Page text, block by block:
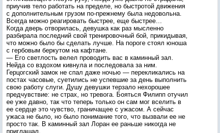
приучив тело работать на пределе, но быстротой движения
с дополнительным грузом по-прежнему была недовольна.
Всегда можно реагировать быстрее, еще быстрее…
Когда дверь отворилась, девушка как раз мысленно
разбирала последний свой тренировочный бой, прикидывая,
что можно было бы сделать лучше. На пороге стоял юноша
с гербовым беркутом на кафтане.
— Его светлость велел проводить вас в каминный зал.
Нейда со вздохом кивнула и последовала за ним.
Герцогский замок не спал даже ночью — перекликались на
постах часовые, суетились не успевшие за день выполнить
свою работу слуги. Душу девушки терзало нехорошее
предчувствие: не страх, но тревога. Бояться Филипп отучил
ее уже давно, так что теперь только он сам мог вселить в
ее сердце это чувство, граничащее с ужасом. А сейчас
ужаса не было, но было понимание того, что вызвали ее не
просто так. В каминный зал Лоран ее раньше никогда не
приглашал.